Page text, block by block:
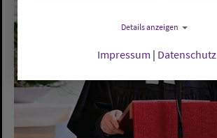
Details anzeigen
Impressum | Datenschutz